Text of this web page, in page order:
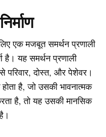
एक मजबूत समर्थन प्रणाली
है। यह समर्थन प्रणाली
परिवार, दोस्त, और पेशेवर।
है, जो उसकी भावनात्मक
है, तो यह उसकी मानसिक